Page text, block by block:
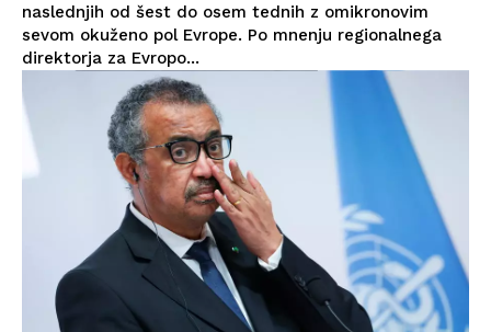
naslednjih od šest do osem tednih z omikronovim
sevom okuženo pol Evrope. Po mnenju regionalnega
direktorja za Evropo...